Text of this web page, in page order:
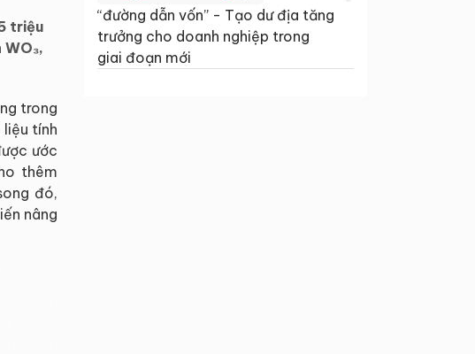
triệu
trong
tính
ước
thêm
đó,
nâng
“đường dẫn vốn” - Tạo dư địa tăng
trưởng cho doanh nghiệp trong
giai đoạn mới